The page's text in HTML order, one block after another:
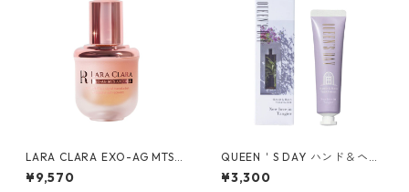
LARA CLARA EXO-AG MTS
エッセンスセラム
¥9,570
QUEEN＇S DAY ハンド＆ヘア
トリートメント ニューラブ イ
ン タンジール
¥3,300